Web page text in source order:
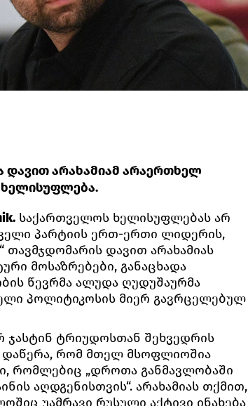
დავით არახამიამ არაერთხელ
ხელისუფლება.
საქართველოს ხელისუფლებას არ
პარტიის ერთ-ერთი ლიდერის,
თავმჯდომარის დავით არახამიას
მოსაზრებები, განაცხადა
წევრმა ალუდა ღუდუშაურმა
პოლიტიკოსის მიერ გავრცელებულ
ჯასტინ ტრიუდოსთან შეხვედრის
რომ მთელ მსოფლიოშია
რომლებიც „დროთა განმავლობაში
აღდგენისთვის“. არახამიას თქმით,
უამრავი რუსული აქტივი ინახება